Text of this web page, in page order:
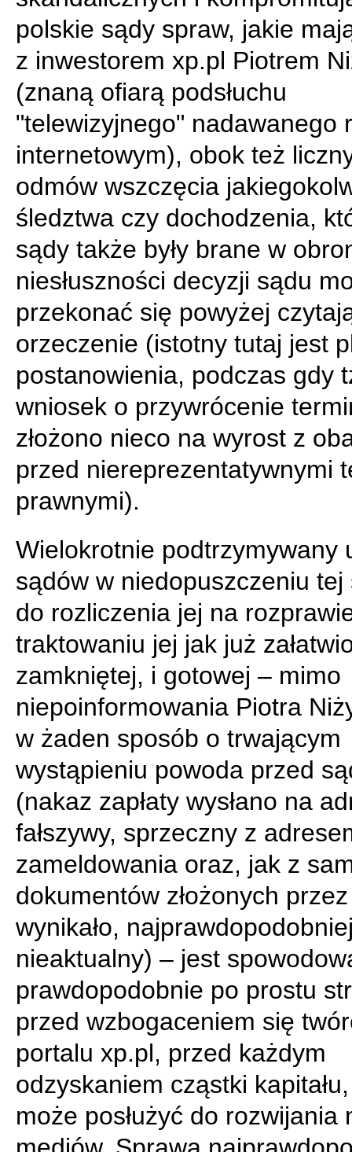
polskie sądy spraw, jakie
z inwestorem xp.pl Piotrem
(znaną ofiarą podsłuchu
"telewizyjnego" nadawanego
internetowym), obok też
odmów wszczęcia
śledztwa czy dochodzenia,
sądy także były brane w
niesłuszności decyzji sądu
przekonać się powyżej
orzeczenie (istotny tutaj jest
postanowienia, podczas gdy
wniosek o przywrócenie
złożono nieco na wyrost z
przed niereprezentatywnymi
prawnymi).
Wielokrotnie podtrzymywany
sądów w niedopuszczeniu tej
do rozliczenia jej na
traktowaniu jej jak już
zamkniętej, i gotowej – mimo
niepoinformowania Piotra
w żaden sposób o trwającym
wystąpieniu powoda przed
(nakaz zapłaty wysłano na
fałszywy, sprzeczny z
zameldowania oraz, jak z
dokumentów złożonych
wynikało,
nieaktualny) – jest
prawdopodobnie po prostu
przed wzbogaceniem się
portalu xp.pl, przed każdym
odzyskaniem cząstki
może posłużyć do rozwijania